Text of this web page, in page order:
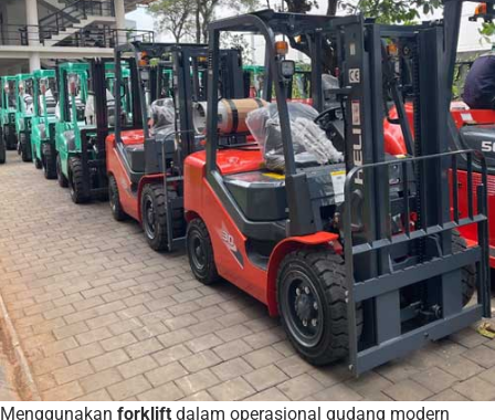
Menggunakan forklift dalam operasional gudang modern